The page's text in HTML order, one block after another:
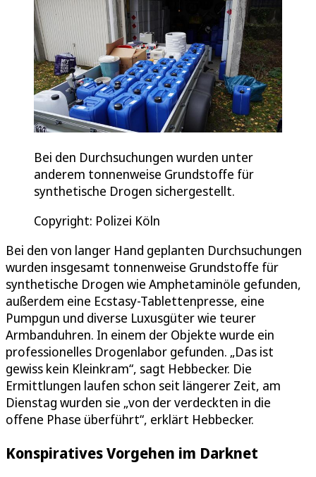
Bei den Durchsuchungen wurden unter
anderem tonnenweise Grundstoffe für
synthetische Drogen sichergestellt.
Copyright: Polizei Köln
Bei den von langer Hand geplanten Durchsuchungen
wurden insgesamt tonnenweise Grundstoffe für
synthetische Drogen wie Amphetaminöle gefunden,
außerdem eine Ecstasy-Tablettenpresse, eine
Pumpgun und diverse Luxusgüter wie teurer
Armbanduhren. In einem der Objekte wurde ein
professionelles Drogenlabor gefunden. „Das ist
gewiss kein Kleinkram“, sagt Hebbecker. Die
Ermittlungen laufen schon seit längerer Zeit, am
Dienstag wurden sie „von der verdeckten in die
offene Phase überführt“, erklärt Hebbecker.
Konspiratives Vorgehen im Darknet